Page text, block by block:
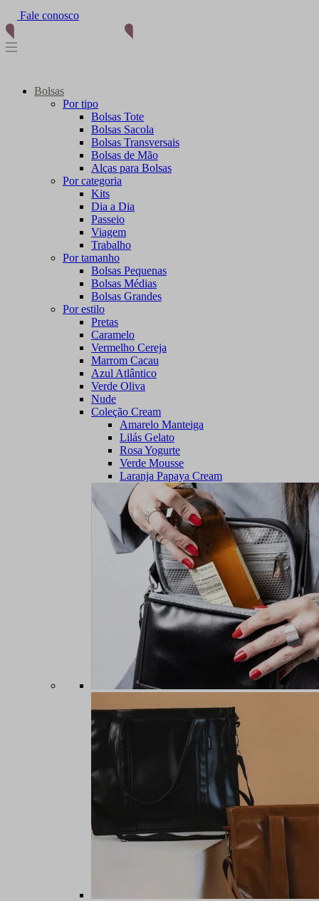
Fale conosco
Bolsas
Por tipo
Bolsas Tote
Bolsas Sacola
Bolsas Transversais
Bolsas de Mão
Alças para Bolsas
Por categoria
Kits
Dia a Dia
Passeio
Viagem
Trabalho
Por tamanho
Bolsas Pequenas
Bolsas Médias
Bolsas Grandes
Por estilo
Pretas
Caramelo
Vermelho Cereja
Marrom Cacau
Azul Atlântico
Verde Oliva
Nude
Coleção Cream
Amarelo Manteiga
Lilás Gelato
Rosa Yogurte
Verde Mousse
Laranja Papaya Cream